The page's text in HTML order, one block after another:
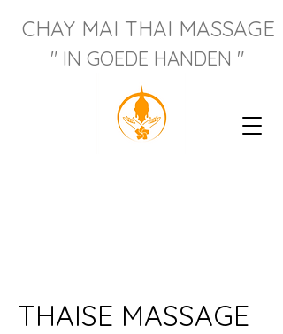
CHAY MAI THAI MASSAGE
" IN GOEDE HANDEN "
THAISE MASSAGE